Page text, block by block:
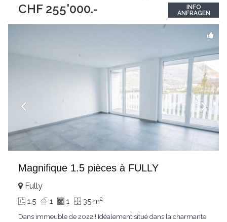
CHF 255'000.-
qui font la différence : • Un grand espace de vie : Initialement
conçu en 4.5...
INFO
ANFRAGEN
Magnifique 1.5 pièces à FULLY
Fully
1.5 1 1 35 m2
Dans immeuble de 2022 ! Idéalement situé dans la charmante